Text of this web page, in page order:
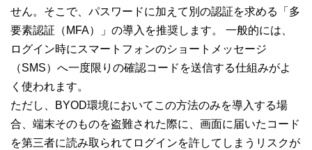
せん。そこで、パスワードに加えて別の認証を求める「多
要素認証（MFA）」の導入を推奨します。 一般的には、
ログイン時にスマートフォンのショートメッセージ
（SMS）へ一度限りの確認コードを送信する仕組みがよ
く使われます。
ただし、BYOD環境においてこの方法のみを導入する場
合、端末そのものを盗難された際に、画面に届いたコード
を第三者に読み取られてログインを許してしまうリスクが